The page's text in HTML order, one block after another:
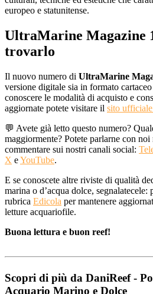
europeo e statunitense.
UltraMarine Magazine
trovarlo
Il nuovo numero di UltraMarine
versione digitale sia in formato
conoscere le modalità di acquisto e
aggiornate potete visitare il sito
💬 Avete già letto questo numero?
maggiormente? Potete parlarne con noi
commentare sui nostri canali social:
X eYouTube.
E se conoscete altre riviste di qualità
marina o d’acqua dolce,
rubrica Edicola per mantenere
letture acquariofile.
Buona lettura e buon reef!
Scopri di più da DaniReef -
Acquario Marino e Dolce